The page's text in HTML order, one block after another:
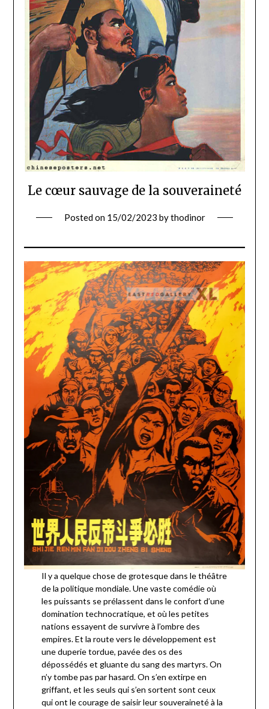
Le cœur sauvage de la souveraineté
Posted on 15/02/2023 bythodinor
Il y a quelque chose de grotesque dans le théâtre
de la politique mondiale. Une vaste comédie où
les puissants se prélassent dans le confort d’une
domination technocratique, et où les petites
nations essayent de survivre à l’ombre des
empires. Et la route vers le développement est
une duperie tordue, pavée des os des
dépossédés et gluante du sang des martyrs. On
n’y tombe pas par hasard. On s’en extirpe en
griffant, et les seuls qui s’en sortent sont ceux
qui ont le courage de saisir leur souveraineté à la